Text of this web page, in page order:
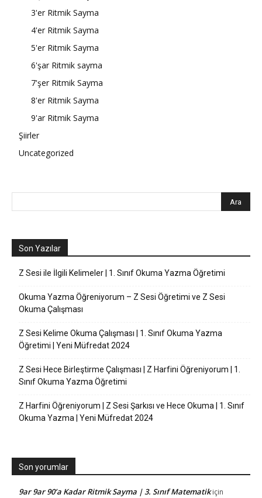
3'er Ritmik Sayma
4'er Ritmik Sayma
5'er Ritmik Sayma
6'şar Ritmik sayma
7'şer Ritmik Sayma
8'er Ritmik Sayma
9'ar Ritmik Sayma
Şiirler
Uncategorized
Son Yazılar
Z Sesi ile İlgili Kelimeler | 1. Sınıf Okuma Yazma Öğretimi
Okuma Yazma Öğreniyorum – Z Sesi Öğretimi ve Z Sesi
Okuma Çalışması
Z Sesi Kelime Okuma Çalışması | 1. Sınıf Okuma Yazma
Öğretimi | Yeni Müfredat 2024
Z Sesi Hece Birleştirme Çalışması | Z Harfini Öğreniyorum | 1.
Sınıf Okuma Yazma Öğretimi
Z Harfini Öğreniyorum | Z Sesi Şarkısı ve Hece Okuma | 1. Sınıf
Okuma Yazma | Yeni Müfredat 2024
Son yorumlar
9ar 9ar 90’a Kadar Ritmik Sayma | 3. Sınıf Matematikiçin